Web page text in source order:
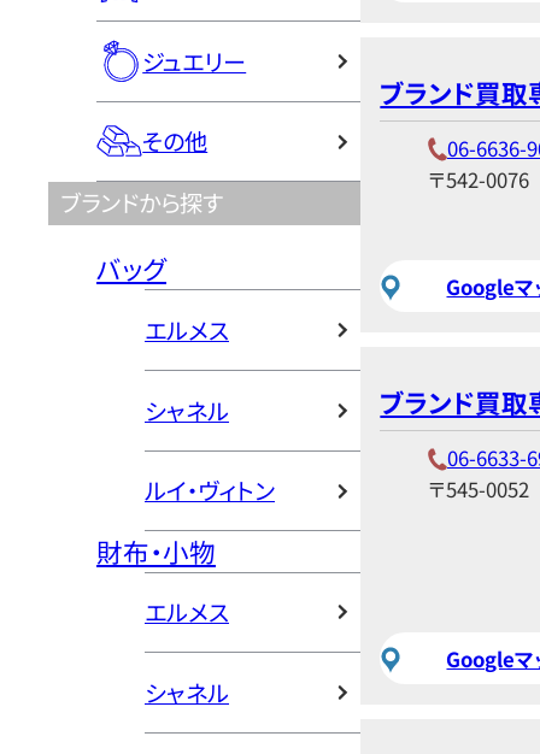
ジュエリー
その他
ブランドから探す
バッグ
エルメス
シャネル
ルイ・ヴィトン
財布・小物
エルメス
シャネル
ブランド買
06-6636-
〒542-0076
Googleマ
ブランド買
06-6633-
〒545-0052
Googleマ